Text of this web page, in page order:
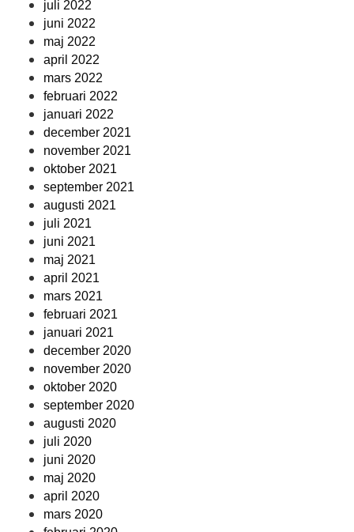
juli 2022
juni 2022
maj 2022
april 2022
mars 2022
februari 2022
januari 2022
december 2021
november 2021
oktober 2021
september 2021
augusti 2021
juli 2021
juni 2021
maj 2021
april 2021
mars 2021
februari 2021
januari 2021
december 2020
november 2020
oktober 2020
september 2020
augusti 2020
juli 2020
juni 2020
maj 2020
april 2020
mars 2020